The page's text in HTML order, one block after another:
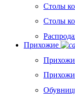
Столы
Столы
Прихожие